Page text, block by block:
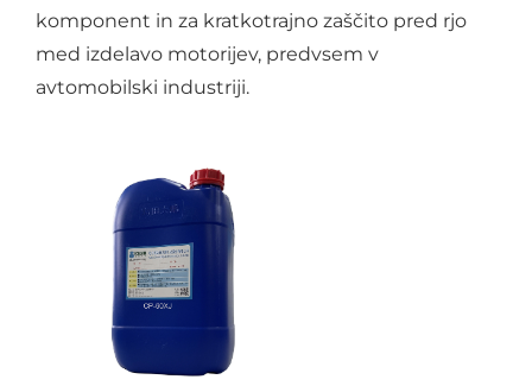
komponent in za kratkotrajno zaščito pred rjo
med izdelavo motorijev, predvsem v
avtomobilski industriji.